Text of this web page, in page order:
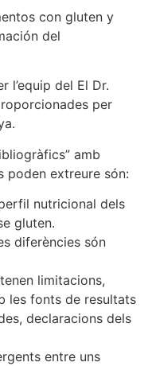
con gluten y
del
l’equip del El Dr.
per
amb
poden extreure són:
nutricional dels
gluten.
diferències són
limitacions,
les fonts de resultats
declaracions dels
entre uns